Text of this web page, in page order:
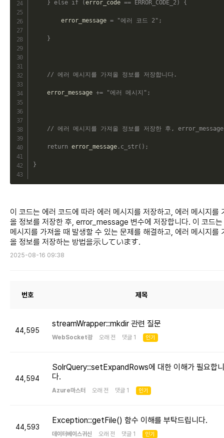
} else if (error_code == ERROR_CODE_2) {
        error_message
= "에러 코드 2" ;
}
// 에러 메시지를 가져올 정보를 저장합니다.
    error_message
+= "에러 메시지" ;
// 에러 메시지를 가져올 정보를 저장한 후, error_message
return error_message. c_str( ) ;
}
이 코드는 에러 코드에 따라 에러 메시지를 저장하고, 에러 메시지를
올 정보를 저장한 후, error_message 변수에 저장합니다. 이 코드는
메시지를 가져올 때 발생할 수 있는 문제를 해결하고, 에러 메시지를
올 정보를 저장하는 방법을示しています.
2025-08-16 09:38
번호 제목
44,595
streamWrapper::mkdir 관련 질문
WebSocket광 오래 전 댓글 1 인기
44,594
SolrQuery::setExpandRows에 대한 이해가 필요합니
다.
Azure마스터 오래 전 댓글 1 인기
44,593
Exception::getFile() 함수 이해를 부탁드립니다.
데이터베이스귀신 오래 전 댓글 1 인기